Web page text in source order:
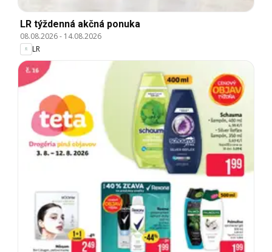
LR týždenná akčná ponuka
08.08.2026- 14.08.2026
LR